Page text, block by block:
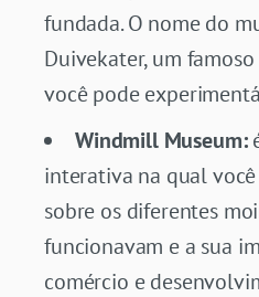
fundada. O nome do
Duivekater, um
você pode
Windmill Museum:
interativa na qual
sobre os diferentes
funcionavam e a sua
comércio e